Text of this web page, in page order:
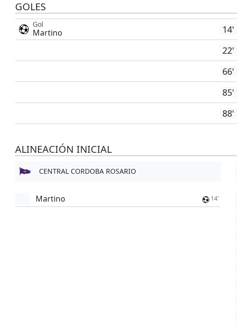
GOLES
Gol
Martino
14'
22'
66'
85'
88'
ALINEACIÓN INICIAL
CENTRAL CORDOBA ROSARIO
Martino 14'